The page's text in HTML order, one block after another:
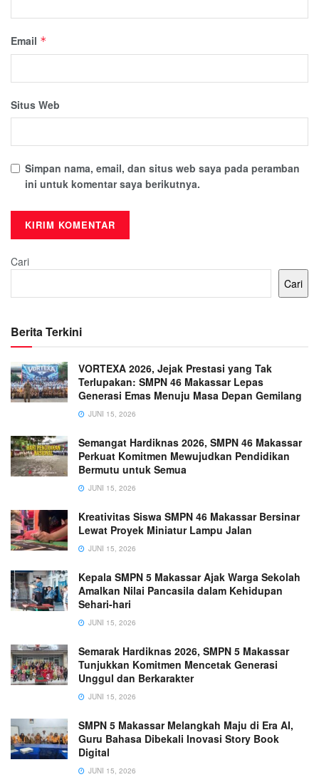
Email *
Situs Web
Simpan nama, email, dan situs web saya pada peramban
ini untuk komentar saya berikutnya.
Cari
Cari
Berita Terkini
VORTEXA 2026, Jejak Prestasi yang Tak
Terlupakan: SMPN 46 Makassar Lepas
Generasi Emas Menuju Masa Depan Gemilang
JUNI 15, 2026
Semangat Hardiknas 2026, SMPN 46 Makassar
Perkuat Komitmen Mewujudkan Pendidikan
Bermutu untuk Semua
JUNI 15, 2026
Kreativitas Siswa SMPN 46 Makassar Bersinar
Lewat Proyek Miniatur Lampu Jalan
JUNI 15, 2026
Kepala SMPN 5 Makassar Ajak Warga Sekolah
Amalkan Nilai Pancasila dalam Kehidupan
Sehari-hari
JUNI 15, 2026
Semarak Hardiknas 2026, SMPN 5 Makassar
Tunjukkan Komitmen Mencetak Generasi
Unggul dan Berkarakter
JUNI 15, 2026
SMPN 5 Makassar Melangkah Maju di Era AI,
Guru Bahasa Dibekali Inovasi Story Book
Digital
JUNI 15, 2026